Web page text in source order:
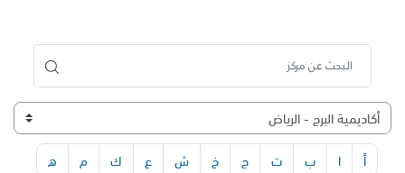
أ ا ب ت ج خ ش ع ك م ه